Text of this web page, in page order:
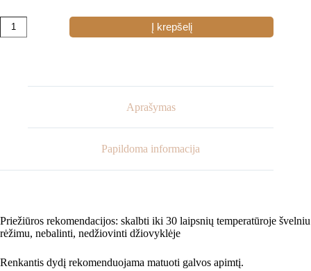
produkto
kiekis:
Į krepšelį
Aprašymas
Papildoma informacija
Priežiūros rekomendacijos: skalbti iki 30 laipsnių temperatūroje švelniu
rėžimu, nebalinti, nedžiovinti džiovyklėje
Renkantis dydį rekomenduojama matuoti galvos apimtį.